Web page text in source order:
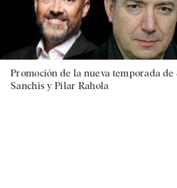
Promoción de la nueva temporada
Sanchis y Pilar Rahola